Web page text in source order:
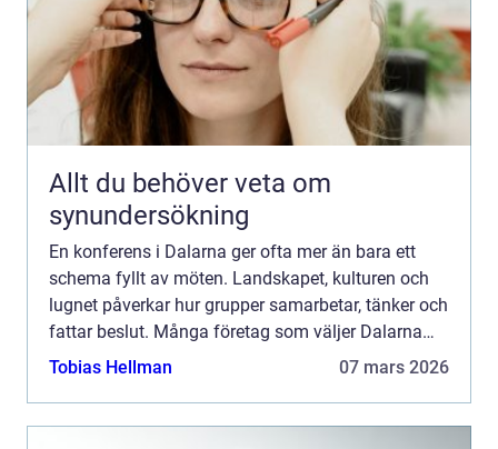
Allt du behöver veta om
synundersökning
En konferens i Dalarna ger ofta mer än bara ett
schema fyllt av möten. Landskapet, kulturen och
lugnet påverkar hur grupper samarbetar, tänker och
fattar beslut. Många företag som väljer Dalarna
upplever att samtalen blir öppnare, idéerna fler och
Tobias Hellman 07 mars 2026